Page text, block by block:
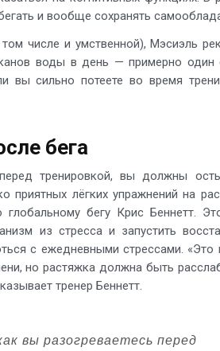
и вообще сохранять
числе и умственной), Мэсиэль
воды в день — примерно один
вы сильно потеете во время
бега
тренировкой, вы должны
приятных лёгких упражнений на
бегу Крис Беннетт.
из стресса и запустить
с ежедневными стрессами. «Это
но растяжка должна быть
тренер Беннетт.
вы разогреваетесь перед